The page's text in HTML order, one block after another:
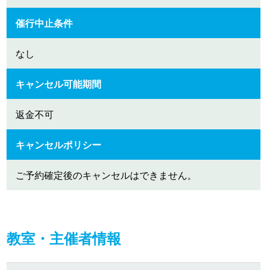
催行中止条件
なし
キャンセル可能期間
返金不可
キャンセルポリシー
ご予約確定後のキャンセルはできません。
教室・主催者情報